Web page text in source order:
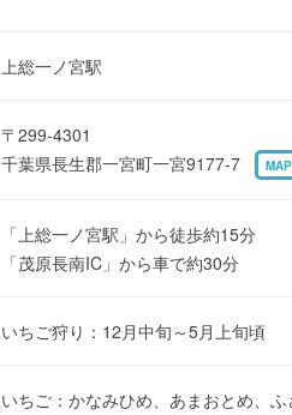
上総一ノ宮駅
〒299-4301
千葉県長生郡一宮町一宮9177-7
MAP
「上総一ノ宮駅」から徒歩約15分
「茂原長南IC」から車で約30分
いちご狩り：12月中旬～5月上旬頃
いちご：かなみひめ、あまおとめ、